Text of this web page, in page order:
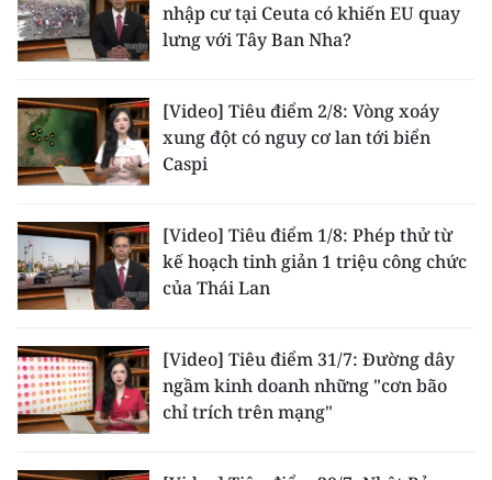
CHUYÊN ĐỀ
VỀ BÁO NHÂN DÂN
NHÂN DÂN CUỐI TUẦN
NHÂN DÂN HẰNG THÁNG
MUA BÁO
ĐỌC BÁO IN
nhập cư tại Ceuta có khiến EU quay
lưng với Tây Ban Nha?
[Video] Tiêu điểm 2/8: Vòng xoáy
xung đột có nguy cơ lan tới biển
Caspi
[Video] Tiêu điểm 1/8: Phép thử từ
kế hoạch tinh giản 1 triệu công chức
của Thái Lan
[Video] Tiêu điểm 31/7: Đường dây
ngầm kinh doanh những "cơn bão
chỉ trích trên mạng"